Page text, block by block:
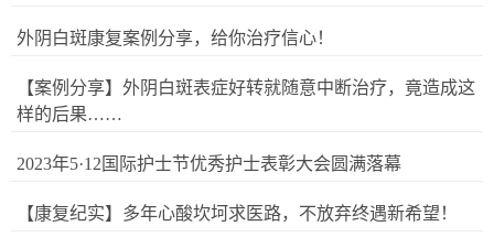
外阴白斑康复案例分享，给你治疗信心！
【案例分享】外阴白斑表症好转就随意中断治疗，竟造成这
样的后果……
2023年5·12国际护士节优秀护士表彰大会圆满落幕
【康复纪实】多年心酸坎坷求医路，不放弃终遇新希望！